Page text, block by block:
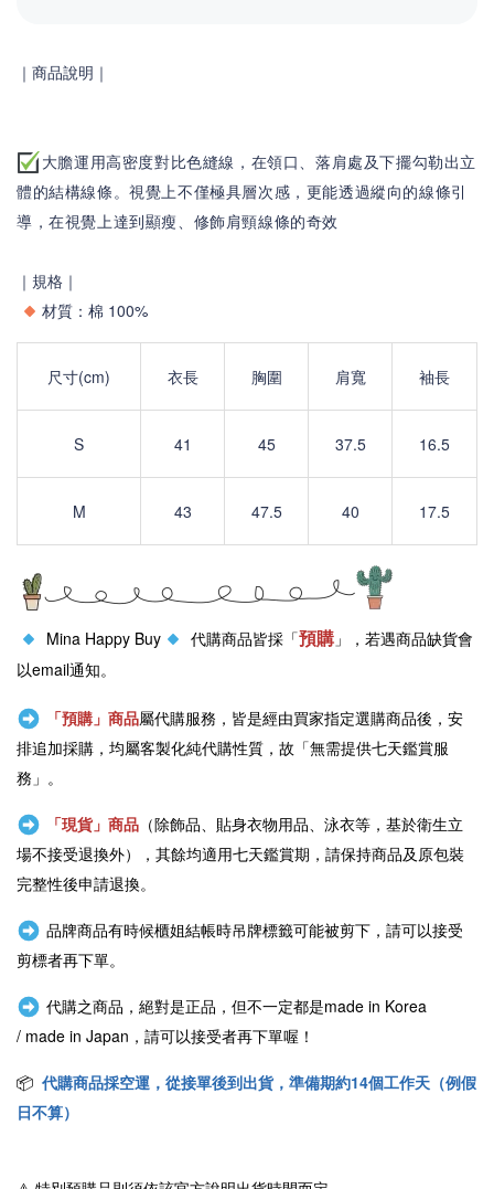
｜商品說明 ｜
大膽運用高密度對比色縫線，在領口、落肩處及下擺勾勒出立
體的結構線條。視覺上不僅極具層次感，更能透過縱向的線條引
導，在視覺上達到顯瘦、修飾肩頸線條的奇效
｜規格｜
材質：棉 100%
尺寸(cm) 衣長 胸圍 肩寬 袖長
S 41 45 37.5 16.5
M 43 47.5 40 17.5
Mina Happy Buy 代購商品皆採「預購」，若遇商品缺貨會
以email通知。
「預購」商品屬代購服務，皆是經由買家指定選購商品後，安
排追加採購，均屬客製化純代購性質，故「無需提供七天鑑賞服
務」。
「現貨」商品（除飾品、貼身衣物用品、泳衣等，基於衛生立
場不接受退換外），其餘均適用七天鑑賞期，請保持商品及原包裝
完整性後申請退換。
品牌商品有時候櫃姐結帳時吊牌標籤可能被剪下，請可以接受
剪標者再下單。
代購之商品，絕對是正品，但不一定都是made in Korea
/ made in Japan ，請可以接受者再下單喔！
📦 代購商品採空運，從接單後到出貨，準備期約14個工作天（例假
日不算）